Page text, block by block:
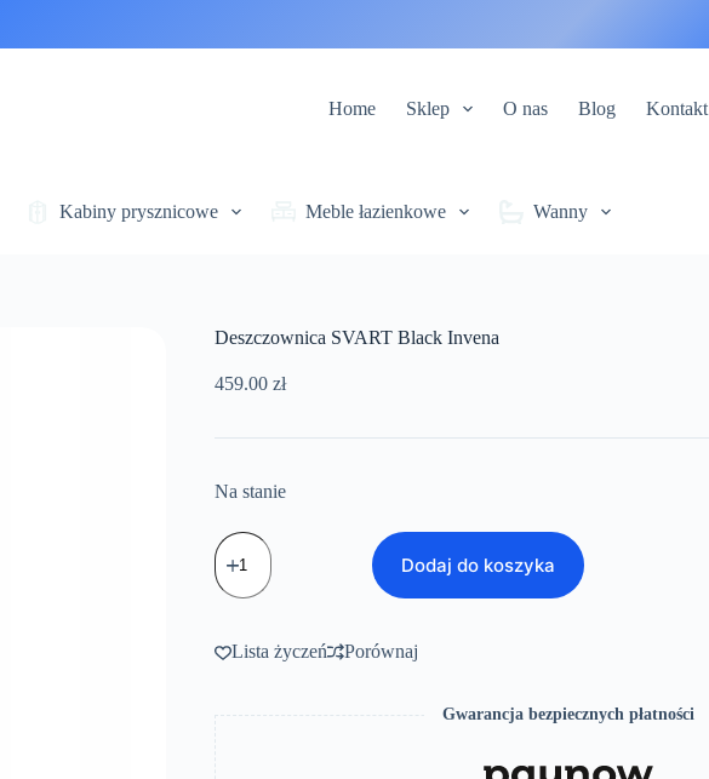
Home Sklep O nas Blog Kontakt
Kabiny prysznicowe Meble łazienkowe Wanny
Deszczownica SVART Black Invena
459.00 zł
Na stanie
ilość
Deszczownica
SVART
Black
Dodaj do koszyka
Lista życzeń Porównaj
Gwarancja bezpiecznych płatności